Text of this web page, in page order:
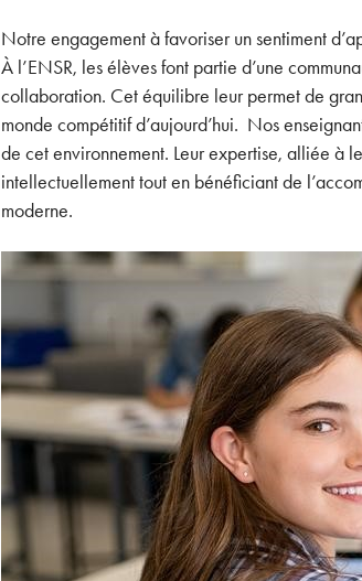
Notre engagement à favoriser un sentiment
À l’ENSR, les élèves font partie d’une
collaboration. Cet équilibre leur permet de
monde compétitif d’aujourd’hui. Nos
de cet environnement. Leur expertise, alliée à
intellectuellement tout en bénéficiant de
moderne.